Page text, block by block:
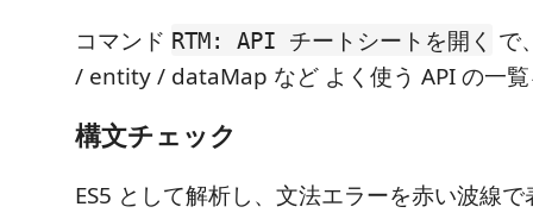
コマンド RTM: API チートシートを開く で
/ entity / dataMap など よく使う API の一
構文チェック
ES5 として解析し、文法エラーを赤い波線